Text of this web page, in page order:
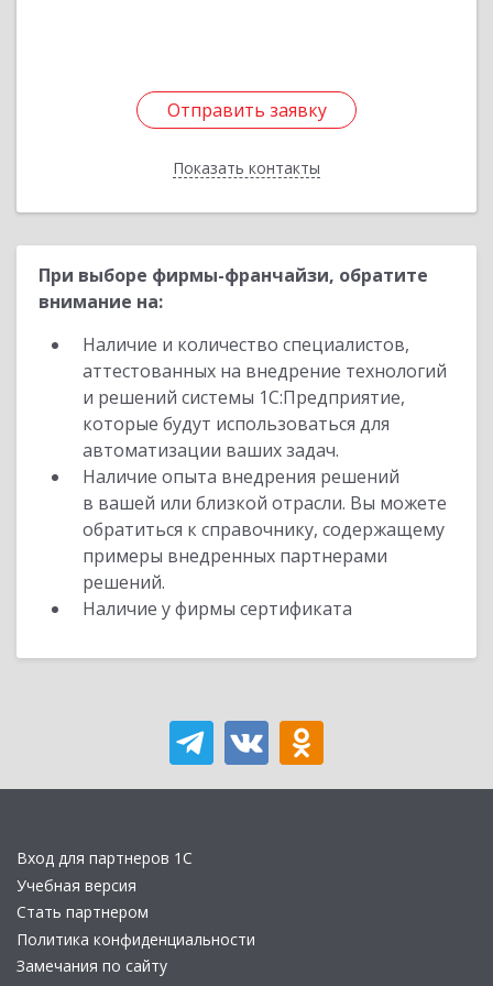
Отправить заявку
Показать контакты
Отправить заявку
Назад
При выборе фирмы-франчайзи, обратите
внимание на:
Наличие и количество специалистов,
аттестованных на внедрение технологий
и решений системы 1С:Предприятие,
которые будут использоваться для
автоматизации ваших задач.
Наличие опыта внедрения решений
в вашей или близкой отрасли. Вы можете
обратиться к справочнику, содержащему
примеры внедренных партнерами
решений.
Наличие у фирмы сертификата
Вход для партнеров 1С
Учебная версия
Стать партнером
Политика конфиденциальности
Замечания по сайту